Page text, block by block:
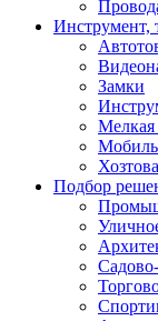
Инструмент,
Замки
Мелкая
Подбор